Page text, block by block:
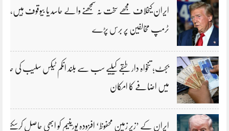
ایران کیخلاف مجھے سخت نہ سمجھنے والے حاسد یا بیوقوف ہیں،
ٹرمپ مخالفین پر برس پڑے
بجٹ؛ تنخواہ دار طبقے کیلیے سب سے بلند انکم ٹیکس سلیب کی حد
میں اضافے کا امکان
ایران کے ’زیر زمین محفوظ‘ افزودہ یورینیم کو ابھی حاصل کرسکتے